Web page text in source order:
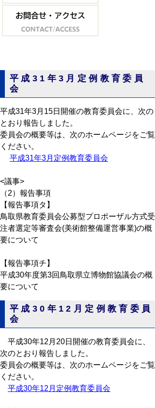
平成31年3月定例教育委員
会
平成31年3月15日開催の教育委員会に、次の
とおり報告しました。
委員会の概要等は、次のホームページをご覧
ください。
平成31年3月定例教育委員会
<議事>
（2）報告事項
【報告事項タ】
鳥取県教育委員会公募型プロポーザル方式受
注者選定等審査会(美術館整備運営事業)の概
要について
【報告事項チ】
平成30年度第3回鳥取県立博物館協議会の概
要について
平成30年12月定例教育委員
会
平成30年12月20日開催の教育委員会に、
次のとおり報告しました。
委員会の概要等は、次のホームページをご覧
ください。
平成30年12月定例教育委員会